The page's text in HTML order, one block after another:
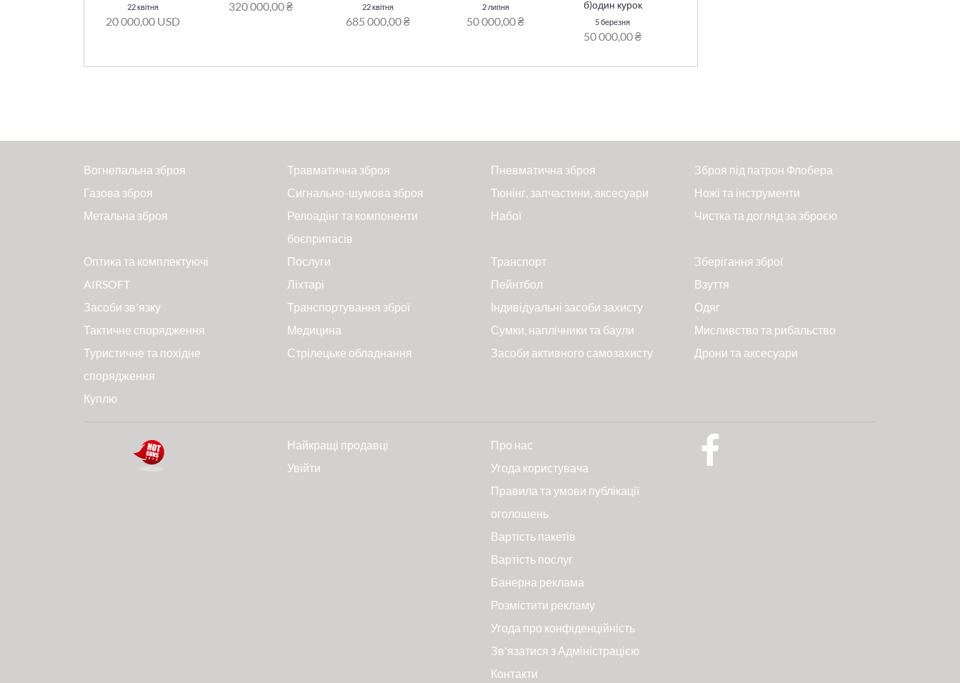
22 квітня
20 000,00 USD
320 000,00 ₴ 22 квітня
685 000,00 ₴
2 липня
50 000,00 ₴
б)один курок
5 березня
50 000,00 ₴
Вогнепальна зброя Травматична зброя Пневматична зброя
Зброя під патрон Флобера
Газова зброя
Сигнально-шумова зброя Тюнінг, запчастини, аксесуари
Ножі та інструменти
Метальна зброя
Релоадінг та компоненти
боєприпасів
Набої Чистка та догляд за зброєю
Оптика та комплектуючі Послуги Транспорт
Зберігання зброї
AIRSOFT
Ліхтарі Пейнтбол
Взуття
Засоби зв'язку
Транспортування зброї Індивідуальні засоби захисту
Одяг
Тактичне спорядження
Медицина Сумки, наплічники та баули
Мисливство та рибальство
Туристичне та похідне
спорядження
Стрілецьке обладнання Засоби активного самозахисту Дрони та аксесуари
Куплю
Найкращі продавці
Увійти
Про нас
Угода користувача
Правила та умови публікації
оголошень
Вартість пакетів
Вартість послуг
Банерна реклама
Розмістити рекламу
Угода про конфіденційність
Зв'язатися з Адміністрацією
Контакти